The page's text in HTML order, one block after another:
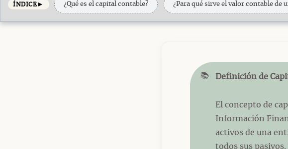
ÍNDICE► ¿Qué es el capital contable? ¿Para qué sirve el valor contable de
📚 Definición de
El concepto de
Información
activos de una
todos sus